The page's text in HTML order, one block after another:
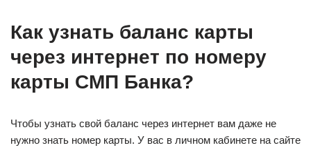
Как узнать баланс карты
через интернет по номеру
карты СМП Банка?
Чтобы узнать свой баланс через интернет вам даже не
нужно знать номер карты. У вас в личном кабинете на сайте